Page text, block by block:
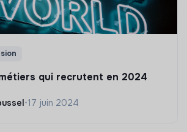
qui recrutent en 2024
•17 juin 2024